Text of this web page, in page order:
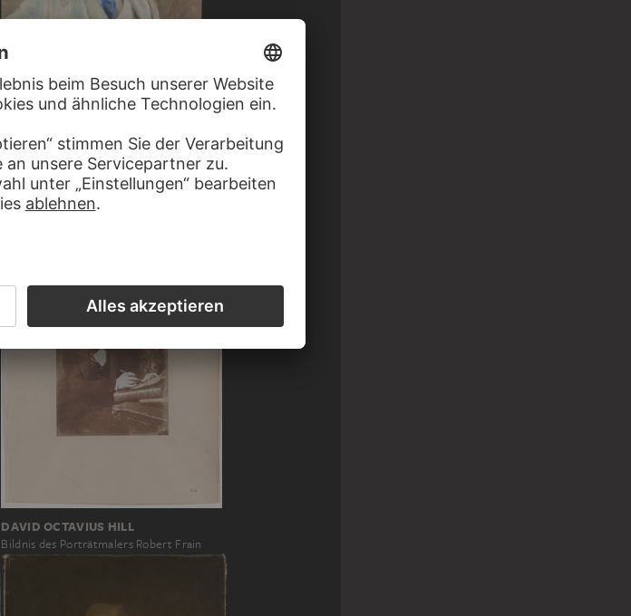
OTTILIE W. ROEDERSTEIN
Bildnis des Malers Jakob Nussbaum
DAVID OCTAVIUS HILL
Bildnis des Porträtmalers Robert Frain